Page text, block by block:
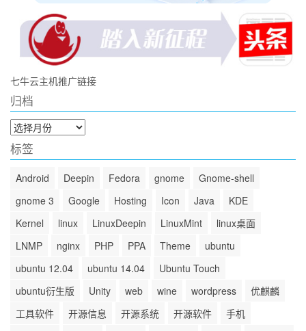
七牛云主机推广链接
归档
归
档
标签
Android Deepin Fedora gnome
Gnome-shell
gnome 3
Google Hosting Icon Java
KDE
Kernel
linux LinuxDeepin LinuxMint
linux桌面
LNMP
nginx PHP PPA Theme
ubuntu
ubuntu 12.04
ubuntu 14.04
Ubuntu Touch
ubuntu衍生版
Unity web wine wordpress
优麒麟
工具软件
开源信息 开源系统 开源软件
手机